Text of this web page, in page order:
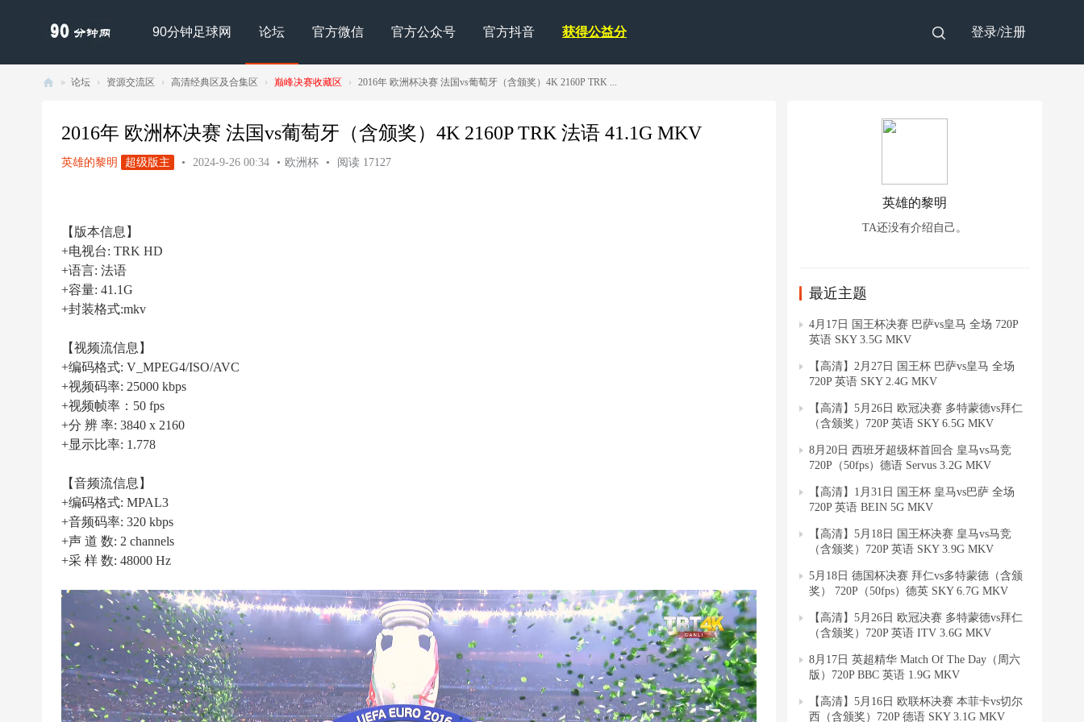
90分钟足球网 论坛 官方微信 官方公众号 官方抖音 获得公益分 登录/注册
» 论坛 › 资源交流区 › 高清经典区及合集区 › 巅峰决赛收藏区 › 2016年 欧洲杯决赛 法国vs葡萄牙（含颁奖）4K 2160P TRK ...
2016年 欧洲杯决赛 法国vs葡萄牙（含颁奖）4K 2160P TRK 法语 41.1G MKV
英雄的黎明 超级版主 • 2024-9-26 00:34 • 欧洲杯 • 阅读 17127
【版本信息】
+电视台: TRK HD
+语言: 法语
+容量: 41.1G
+封装格式:mkv
【视频流信息】
+编码格式: V_MPEG4/ISO/AVC
+视频码率: 25000 kbps
+视频帧率：50 fps
+分 辨 率: 3840 x 2160
+显示比率: 1.778
【音频流信息】
+编码格式: MPAL3
+音频码率: 320 kbps
+声 道 数: 2 channels
+采 样 数: 48000 Hz
英雄的黎明
TA还没有介绍自己。
最近主题
4月17日 国王杯决赛 巴萨vs皇马 全场 720P
英语 SKY 3.5G MKV
【高清】2月27日 国王杯 巴萨vs皇马 全场
720P 英语 SKY 2.4G MKV
【高清】5月26日 欧冠决赛 多特蒙德vs拜仁
（含颁奖）720P 英语 SKY 6.5G MKV
8月20日 西班牙超级杯首回合 皇马vs马竞
720P（50fps）德语 Servus 3.2G MKV
【高清】1月31日 国王杯 皇马vs巴萨 全场
720P 英语 BEIN 5G MKV
【高清】5月18日 国王杯决赛 皇马vs马竞
（含颁奖）720P 英语 SKY 3.9G MKV
5月18日 德国杯决赛 拜仁vs多特蒙德（含颁
奖） 720P（50fps）德英 SKY 6.7G MKV
【高清】5月26日 欧冠决赛 多特蒙德vs拜仁
（含颁奖）720P 英语 ITV 3.6G MKV
8月17日 英超精华 Match Of The Day（周六
版）720P BBC 英语 1.9G MKV
【高清】5月16日 欧联杯决赛 本菲卡vs切尔
西（含颁奖）720P 德语 SKY 3.1G MKV